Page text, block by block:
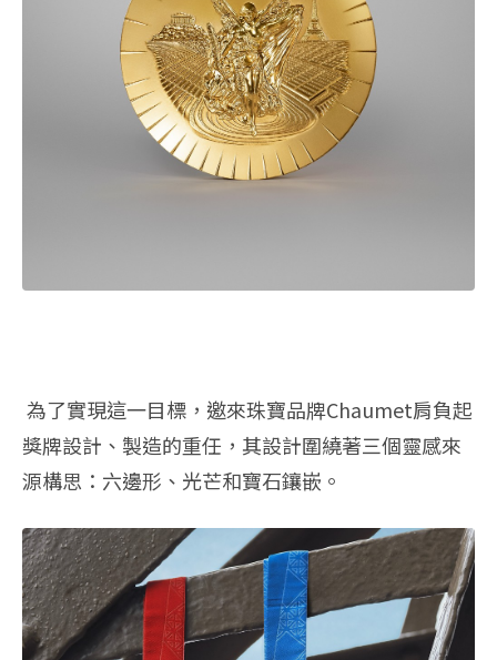
為了實現這一目標，邀來珠寶品牌Chaumet肩負起
獎牌設計、製造的重任，其設計圍繞著三個靈感來
源構思：六邊形、光芒和寶石鑲嵌。